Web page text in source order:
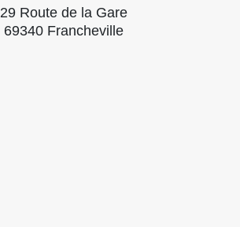
29 Route de la Gare
69340 Francheville